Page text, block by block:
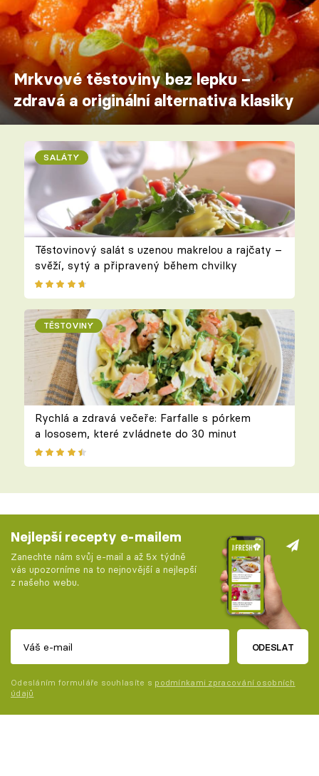
Mrkvové těstoviny bez lepku –
zdravá a originální alternativa klasiky
SALÁTY
Těstovinový salát s uzenou makrelou a rajčaty –
svěží, sytý a připravený během chvilky
TĚSTOVINY
Rychlá a zdravá večeře: Farfalle s pórkem
a lososem, které zvládnete do 30 minut
Nejlepší recepty e-mailem
Zanechte nám svůj e-mail a až 5x týdně
vás upozorníme na to nejnovější a nejlepší
z našeho webu.
ODESLAT
Odesláním formuláře souhlasíte s podmínkami zpracování osobních
údajů